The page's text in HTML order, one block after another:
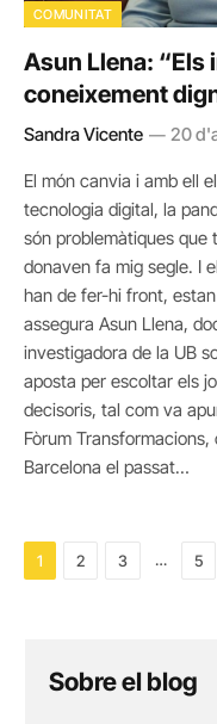
COMUNITAT
Asun Llena: “Els
coneixement
Sandra Vicente 20
El món canvia i amb ell
tecnologia digital, la
són problemàtiques que
donaven fa mig segle. I
han de fer-hi front,
assegura Asun Llena,
investigadora de la UB
aposta per escoltar els
decisoris, tal com va
Fòrum
Barcelona el passat…
1 2 3 … 5
Sobre el blog